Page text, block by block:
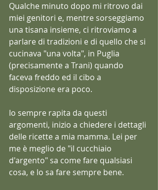
Qualche minuto dopo mi ritrovo dai
miei genitori e, mentre sorseggiamo
una tisana insieme, ci ritroviamo a
parlare di tradizioni e di quello che si
cucinava "una volta", in Puglia
(precisamente a Trani) quando
faceva freddo ed il cibo a
disposizione era poco.
Io sempre rapita da questi
argomenti, inizio a chiedere i dettagli
delle ricette a mia mamma. Lei per
me è meglio de "il cucchiaio
d'argento" sa come fare qualsiasi
cosa, e lo sa fare sempre bene.